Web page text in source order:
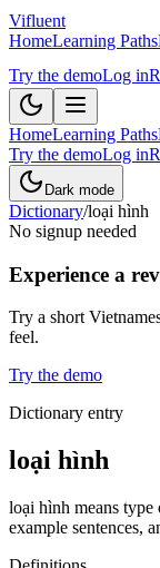
Vifluent
HomeLearning Paths
Try the demoLog in
HomeLearning Paths
Try the demoLog in
Dark mode
Dictionary/loại hình
No signup needed
Experience a
Try a short
feel.
Try the demo
Dictionary entry
loại hình
loại hình means
example sentences,